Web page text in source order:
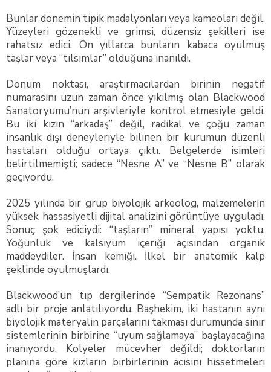
Bunlar dönemin tipik madalyonları veya kameoları değil.
Yüzeyleri gözenekli ve grimsi, düzensiz şekilleri ise
rahatsız edici. On yıllarca bunların kabaca oyulmuş
taşlar veya “tılsımlar” olduğuna inanıldı.
Dönüm noktası, araştırmacılardan birinin negatif
numarasını uzun zaman önce yıkılmış olan Blackwood
Sanatoryumu’nun arşivleriyle kontrol etmesiyle geldi.
Bu iki kızın “arkadaş” değil, radikal ve çoğu zaman
insanlık dışı deneyleriyle bilinen bir kurumun düzenli
hastaları olduğu ortaya çıktı. Belgelerde isimleri
belirtilmemişti; sadece “Nesne A” ve “Nesne B” olarak
geçiyordu.
2025 yılında bir grup biyolojik arkeolog, malzemelerin
yüksek hassasiyetli dijital analizini görüntüye uyguladı.
Sonuç şok ediciydi: “taşların” mineral yapısı yoktu.
Yoğunluk ve kalsiyum içeriği açısından organik
maddeydiler. İnsan kemiği. İlkel bir anatomik kalp
şeklinde oyulmuşlardı.
Blackwood’un tıp dergilerinde “Sempatik Rezonans”
adlı bir proje anlatılıyordu. Başhekim, iki hastanın aynı
biyolojik materyalin parçalarını takması durumunda sinir
sistemlerinin birbirine “uyum sağlamaya” başlayacağına
inanıyordu. Kolyeler mücevher değildi; doktorların
planına göre kızların birbirlerinin acısını hissetmeleri